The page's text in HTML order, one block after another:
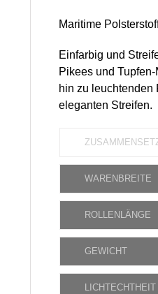
Maritime
Einfarbig und
Pikees und
hin zu leuchtenden
eleganten Streifen.
WARENBREITE
ROLLENLÄNGE
GEWICHT
LICHTECHTHEIT